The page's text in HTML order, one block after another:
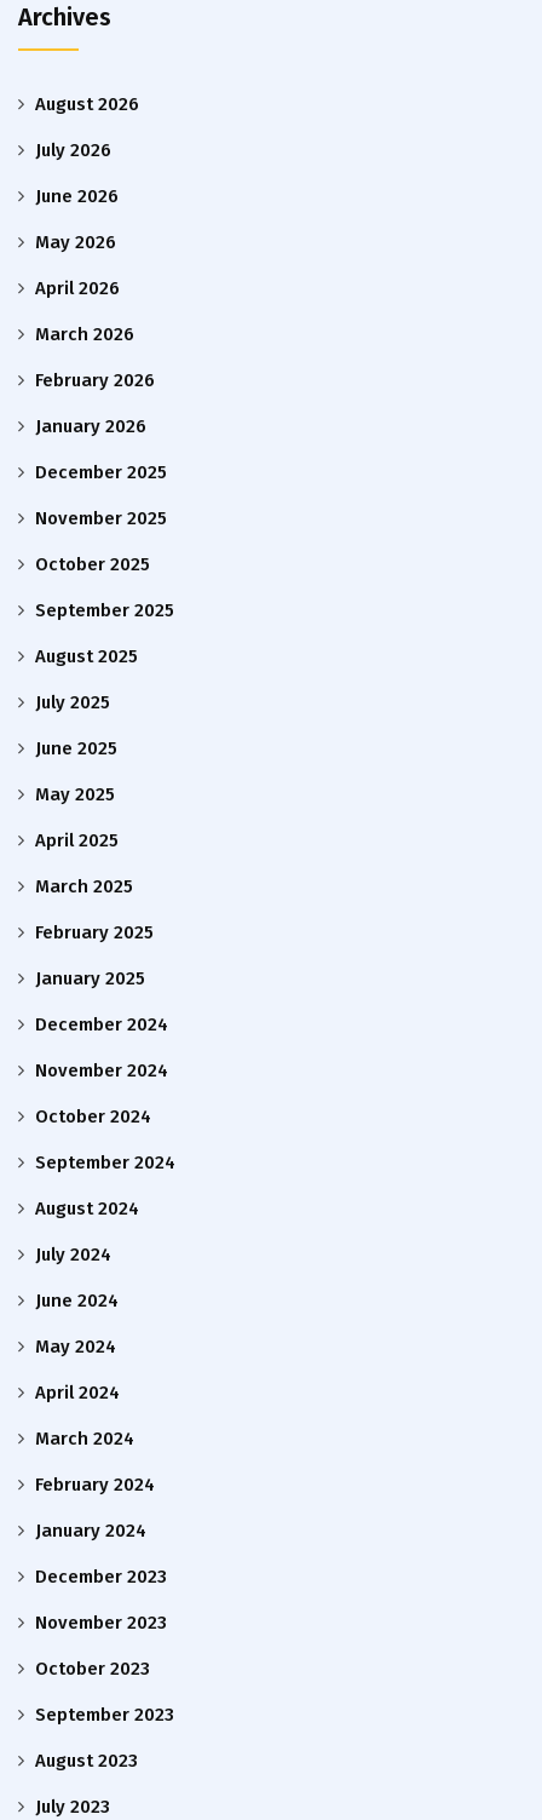
Archives
August 2026
July 2026
June 2026
May 2026
April 2026
March 2026
February 2026
January 2026
December 2025
November 2025
October 2025
September 2025
August 2025
July 2025
June 2025
May 2025
April 2025
March 2025
February 2025
January 2025
December 2024
November 2024
October 2024
September 2024
August 2024
July 2024
June 2024
May 2024
April 2024
March 2024
February 2024
January 2024
December 2023
November 2023
October 2023
September 2023
August 2023
July 2023